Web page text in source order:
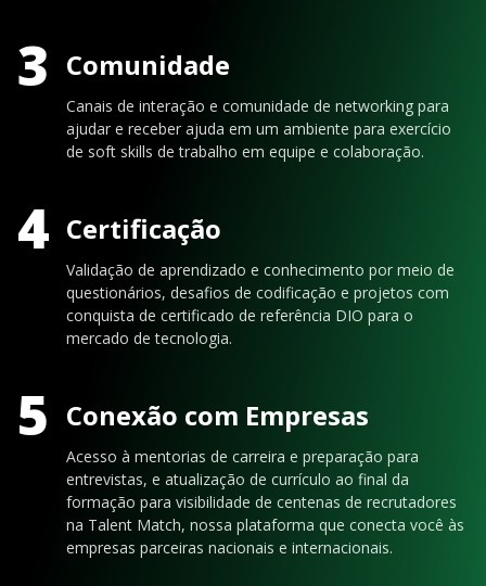
3 Comunidade
Canais de interação e comunidade de networking para
ajudar e receber ajuda em um ambiente para exercício
de soft skills de trabalho em equipe e colaboração.
4 Certificação
Validação de aprendizado e conhecimento por meio de
questionários, desafios de codificação e projetos com
conquista de certificado de referência DIO para o
mercado de tecnologia.
5 Conexão com Empresas
Acesso à mentorias de carreira e preparação para
entrevistas, e atualização de currículo ao final da
formação para visibilidade de centenas de recrutadores
na Talent Match, nossa plataforma que conecta você às
empresas parceiras nacionais e internacionais.